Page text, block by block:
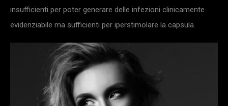
insufficienti per poter generare delle infezioni clinicamente
evidenziabile ma sufficienti per iperstimolare la capsula.